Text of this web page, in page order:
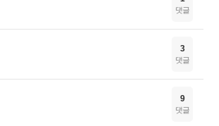
댓글
3
댓글
9
댓글